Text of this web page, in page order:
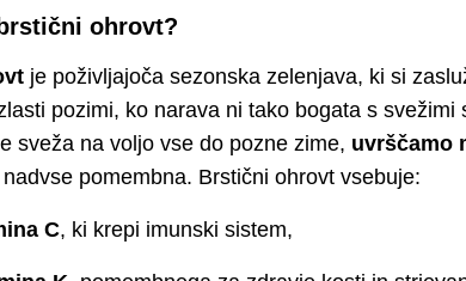
ohrovt?
je poživljajoča sezonska zelenjava, ki si
pozimi, ko narava ni tako bogata s svežimi
sveža na voljo vse do pozne zime, uvrščamo
pomembna. Brstični ohrovt vsebuje:
C, ki krepi imunski sistem,